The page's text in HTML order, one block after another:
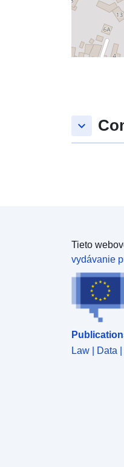
keyboard_arrow_down
Tieto
vydávanie
Law | Data